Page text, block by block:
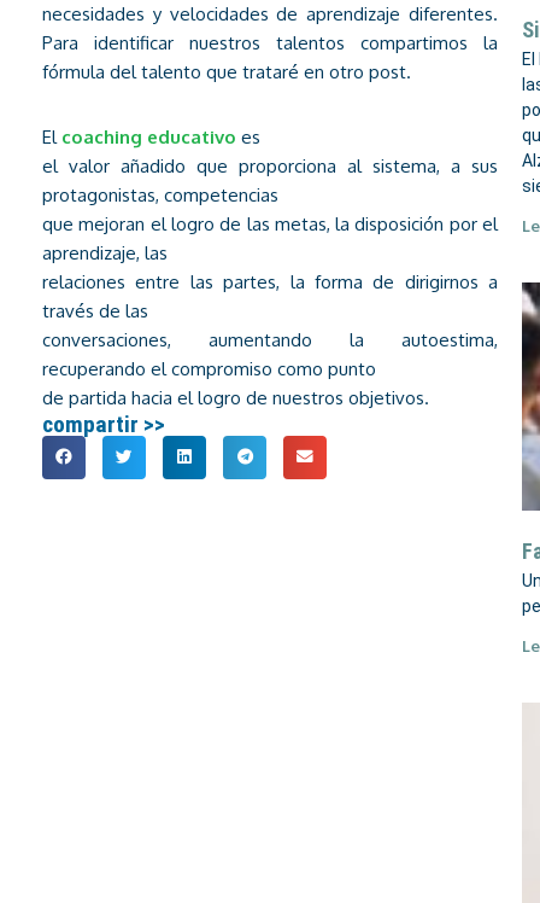
necesidades y velocidades de aprendizaje diferentes.
Para identificar nuestros talentos compartimos la
fórmula del talento que trataré en otro post.
El coaching educativo es
el valor añadido que proporciona al sistema, a sus
protagonistas, competencias
que mejoran el logro de las metas, la disposición por el
aprendizaje, las
relaciones entre las partes, la forma de dirigirnos a
través de las
conversaciones, aumentando la autoestima,
recuperando el compromiso como punto
de partida hacia el logro de nuestros objetivos.
compartir >>